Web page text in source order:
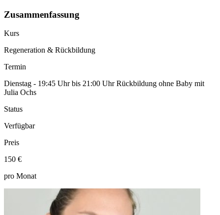
Zusammenfassung
Kurs
Regeneration & Rückbildung
Termin
Dienstag - 19:45 Uhr bis 21:00 Uhr Rückbildung ohne Baby mit
Julia Ochs
Status
Verfügbar
Preis
150 €
pro Monat